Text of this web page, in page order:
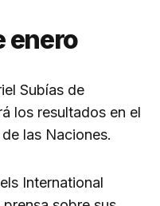
enero
Subías de
los resultados en el
las Naciones.
International